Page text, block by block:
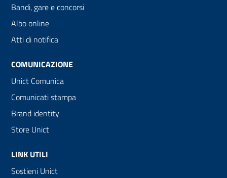
Bandi, gare e concorsi
Albo online
Atti di notifica
COMUNICAZIONE
Unict Comunica
Comunicati stampa
Brand identity
Store Unict
LINK UTILI
Sostieni Unict